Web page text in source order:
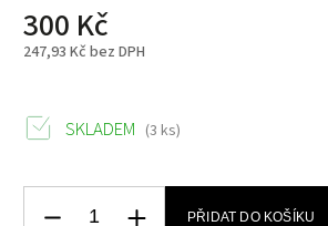
300 Kč
247,93 Kč bez DPH
SKLADEM (3 ks)
PŘIDAT DO KOŠÍKU